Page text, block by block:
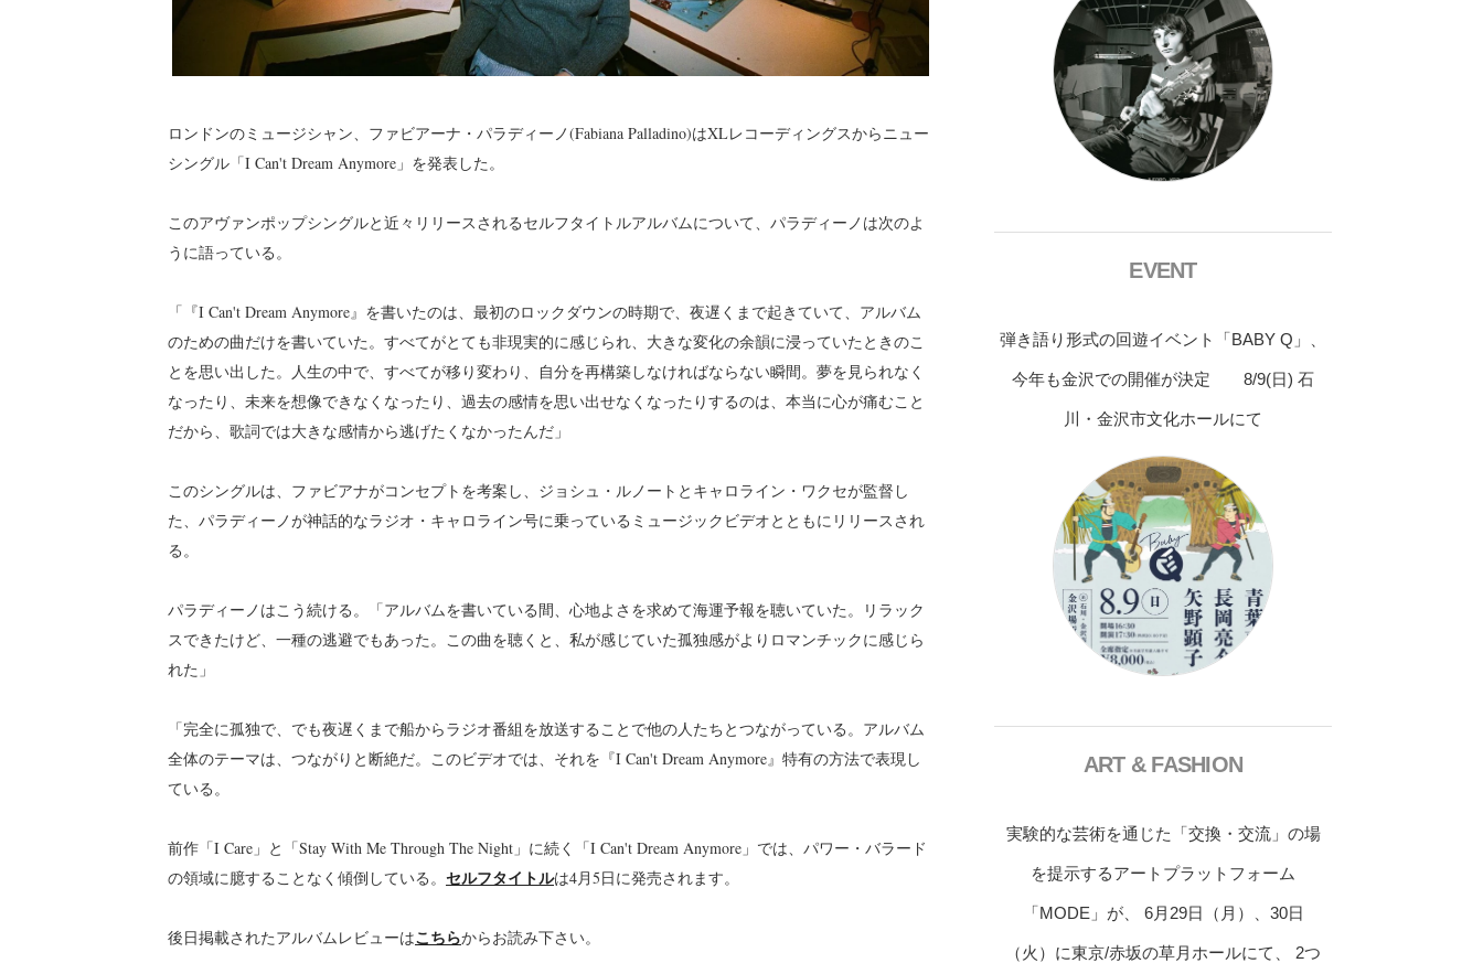
ロンドンのミュージシャン、ファビアーナ・パラディーノ(Fabiana Palladino)はXLレコーディングスからニュー
シングル「I Can't Dream Anymore」を発表した。
このアヴァンポップシングルと近々リリースされるセルフタイトルアルバムについて、パラディーノは次のよ
うに語っている。
「『I Can't Dream Anymore』を書いたのは、最初のロックダウンの時期で、夜遅くまで起きていて、アルバム
のための曲だけを書いていた。すべてがとても非現実的に感じられ、大きな変化の余韻に浸っていたときのこ
とを思い出した。人生の中で、すべてが移り変わり、自分を再構築しなければならない瞬間。夢を見られなく
なったり、未来を想像できなくなったり、過去の感情を思い出せなくなったりするのは、本当に心が痛むこと
だから、歌詞では大きな感情から逃げたくなかったんだ」
このシングルは、ファビアナがコンセプトを考案し、ジョシュ・ルノートとキャロライン・ワクセが監督し
た、パラディーノが神話的なラジオ・キャロライン号に乗っているミュージックビデオとともにリリースされ
る。
パラディーノはこう続ける。「アルバムを書いている間、心地よさを求めて海運予報を聴いていた。リラック
スできたけど、一種の逃避でもあった。この曲を聴くと、私が感じていた孤独感がよりロマンチックに感じら
れた」
「完全に孤独で、でも夜遅くまで船からラジオ番組を放送することで他の人たちとつながっている。アルバム
全体のテーマは、つながりと断絶だ。このビデオでは、それを『I Can't Dream Anymore』特有の方法で表現し
ている。
前作「I Care」と「Stay With Me Through The Night」に続く「I Can't Dream Anymore」では、パワー・バラード
の領域に臆することなく傾倒している。 セルフタイトルは4月5日に発売されます。
後日掲載されたアルバムレビューはこちらからお読み下さい。
EVENT
弾き語り形式の回遊イベント「BABY Q」、
今年も金沢での開催が決定 8/9(日) 石
川・金沢市文化ホールにて
ART & FASHION
実験的な芸術を通じた「交換・交流」の場
を提示するアートプラットフォーム
「MODE」が、 6月29日（月）、30日
（火）に東京/赤坂の草月ホールにて、 2つ